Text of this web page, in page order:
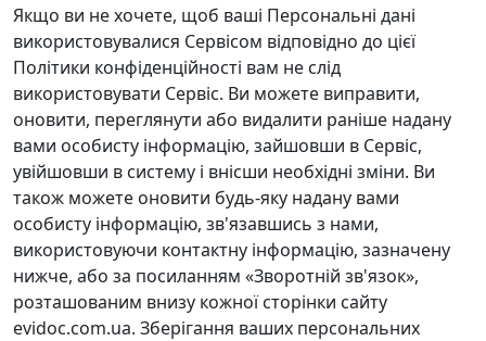
Якщо ви не хочете, щоб ваші Персональні дані
використовувалися Сервісом відповідно до цієї
Політики конфіденційності вам не слід
використовувати Сервіс. Ви можете виправити,
оновити, переглянути або видалити раніше надану
вами особисту інформацію, зайшовши в Сервіс,
увійшовши в систему і внісши необхідні зміни. Ви
також можете оновити будь-яку надану вами
особисту інформацію, зв'язавшись з нами,
використовуючи контактну інформацію, зазначену
нижче, або за посиланням «Зворотній зв'язок»,
розташованим внизу кожної сторінки сайту
evidoc.com.ua. Зберігання ваших персональних